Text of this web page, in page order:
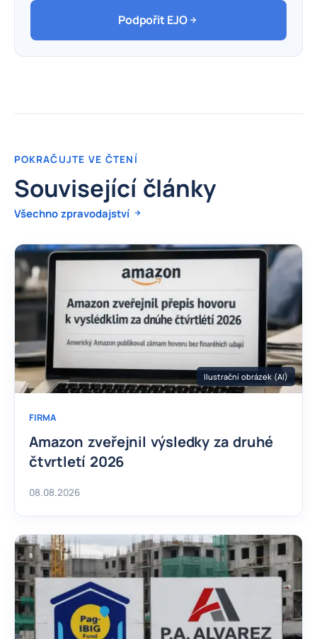
Podpořit EJO
POKRAČUJTE VE ČTENÍ
Související články
Všechno zpravodajství
Ilustrační obrázek (AI)
FIRMA
Amazon zveřejnil výsledky za druhé
čtvrtletí 2026
08.08.2026